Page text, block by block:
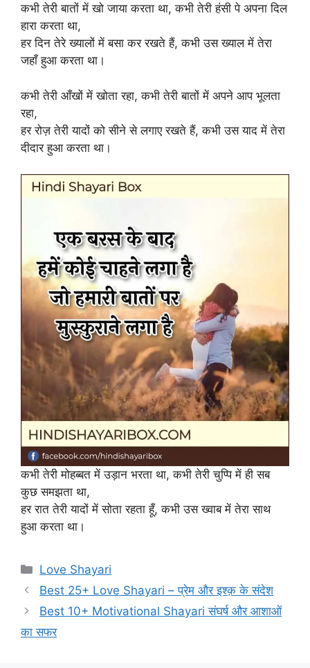
कभी तेरी बातों में खो जाया करता था, कभी तेरी हंसी पे अपना दिल
हारा करता था,
हर दिन तेरे ख्यालों में बसा कर रखते हैं, कभी उस ख्याल में तेरा
जहाँ हुआ करता था।
कभी तेरी आँखों में खोता रहा, कभी तेरी बातों में अपने आप भूलता
रहा,
हर रोज़ तेरी यादों को सीने से लगाए रखते हैं, कभी उस याद में तेरा
दीदार हुआ करता था।
कभी तेरी मोहब्बत में उड़ान भरता था, कभी तेरी चुप्पि में ही सब
कुछ समझता था,
हर रात तेरी यादों में सोता रहता हूँ, कभी उस ख्वाब में तेरा साथ
हुआ करता था।
Categories
Love Shayari
Best 25+ Love Shayari – प्रेम और इश्क़ के संदेश
Best 10+ Motivational Shayari संघर्ष और आशाओं
का सफर